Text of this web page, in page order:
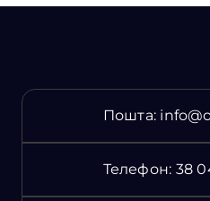
Пошта:
Телефон: 38